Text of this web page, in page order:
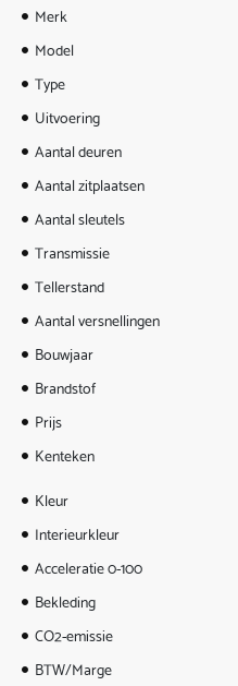
Merk
Model
Type
Uitvoering
Aantal deuren
Aantal zitplaatsen
Aantal sleutels
Transmissie
Tellerstand
Aantal versnellingen
Bouwjaar
Brandstof
Prijs
Kenteken
Kleur
Interieurkleur
Acceleratie 0-100
Bekleding
CO2-emissie
BTW/Marge